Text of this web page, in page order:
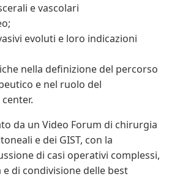
e vascolari
evoluti e loro indicazioni
nella definizione del percorso
e nel ruolo del
da un Video Forum di chirurgia
e dei GIST, con la
di casi operativi complessi,
di condivisione delle best